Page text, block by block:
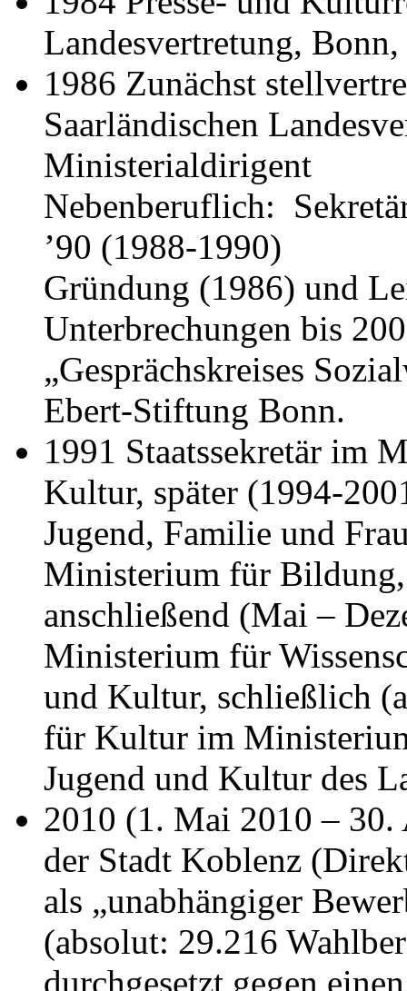
Landesvertretung,
1986 Zunächst
Saarländischen
Ministerialdirigent
Nebenberuflich:
’90 (1988-1990)
Gründung (1986) und
Unterbrechungen bis
„Gesprächskreises
Ebert-Stiftung Bonn.
1991 Staatssekretär im
Kultur, später (1994-
Jugend, Familie und
Ministerium für Bildung,
anschließend (Mai –
Ministerium für
und Kultur, schließlich
für Kultur im
Jugend und Kultur des
2010 (1. Mai 2010 –
der Stadt Koblenz
als „unabhängiger
(absolut: 29.216
durchgesetzt gegen